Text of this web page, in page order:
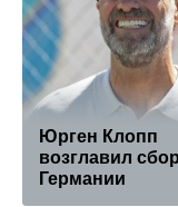
Юрген Клопп
возглавил
Германии